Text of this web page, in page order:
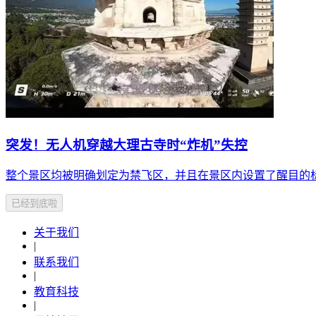
突发！无人机穿越大理古寺时“炸机”失控
整个景区均被明确划定为禁飞区，并且在景区内设置了醒目的
已经到底啦
关于我们
|
联系我们
|
教育科技
|